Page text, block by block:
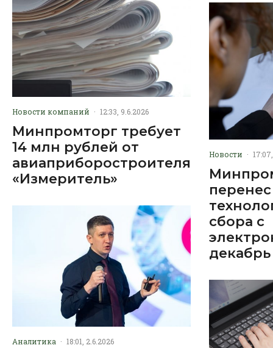
Новости компаний · 12:33, 9.6.2026
Минпромторг требует
14 млн рублей от
авиаприборостроителя
«Измеритель»
Аналитика · 18:01, 2.6.2026
Новости ·
сбора с
декабрь